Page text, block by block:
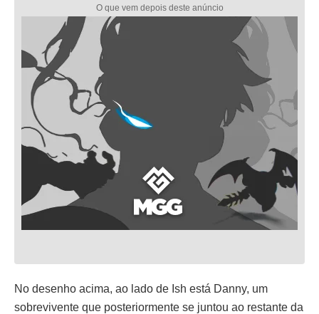
No desenho acima, ao lado de Ish está Danny, um
sobrevivente que posteriormente se juntou ao restante da